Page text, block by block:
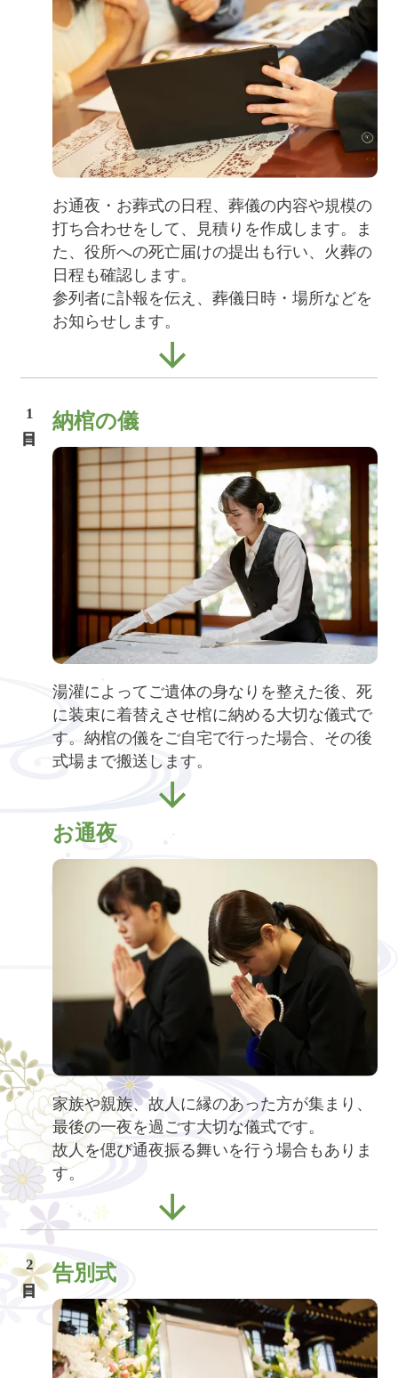
お通夜・お葬式の日程、葬儀の内容や規模の
打ち合わせをして、見積りを作成します。ま
た、役所への死亡届けの提出も行い、火葬の
日程も確認します。
参列者に訃報を伝え、葬儀日時・場所などを
お知らせします。
1 納棺の儀
湯灌によってご遺体の身なりを整えた後、死
に装束に着替えさせ棺に納める大切な儀式で
す。納棺の儀をご自宅で行った場合、その後
式場まで搬送します。
お通夜
家族や親族、故人に縁のあった方が集まり、
最後の一夜を過ごす大切な儀式です。
故人を偲び通夜振る舞いを行う場合もありま
す。
2 告別式